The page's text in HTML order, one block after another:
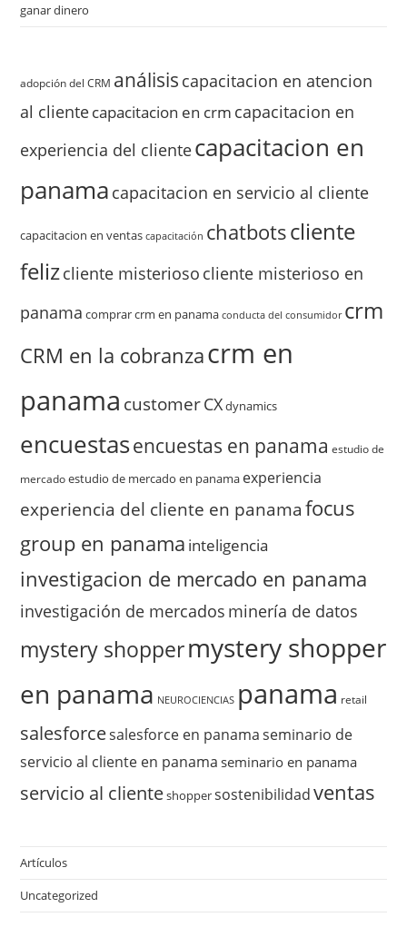
ganar dinero
adopción del CRM análisis capacitacion en atencion
al clientecapacitacion en crm capacitacion en
experiencia del clientecapacitacion en
panama capacitacion en servicio al cliente
capacitacion en ventas capacitación chatbotscliente
felizcliente misterioso cliente misterioso en
panama comprar crm en panama conducta del consumidor crm
CRM en la cobranzacrm en
panama customerCXdynamics
encuestasencuestas en panama estudio de
mercado estudio de mercado en panama experiencia
experiencia del cliente en panama focus
group en panama inteligencia
investigacion de mercado en panama
investigación de mercados minería de datos
mystery shoppermystery shopper
en panama NEUROCIENCIAS panama retail
salesforcesalesforce en panama seminario de
servicio al cliente en panama seminario en panama
servicio al clienteshoppersostenibilidad ventas
Artículos
Uncategorized